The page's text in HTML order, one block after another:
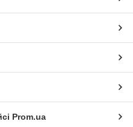
Prom.ua